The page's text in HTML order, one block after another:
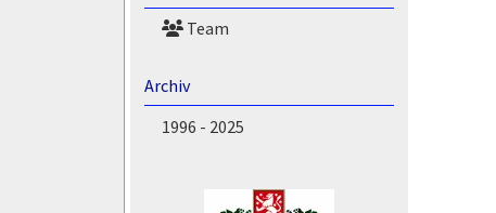
Team
Archiv
1996 - 2025